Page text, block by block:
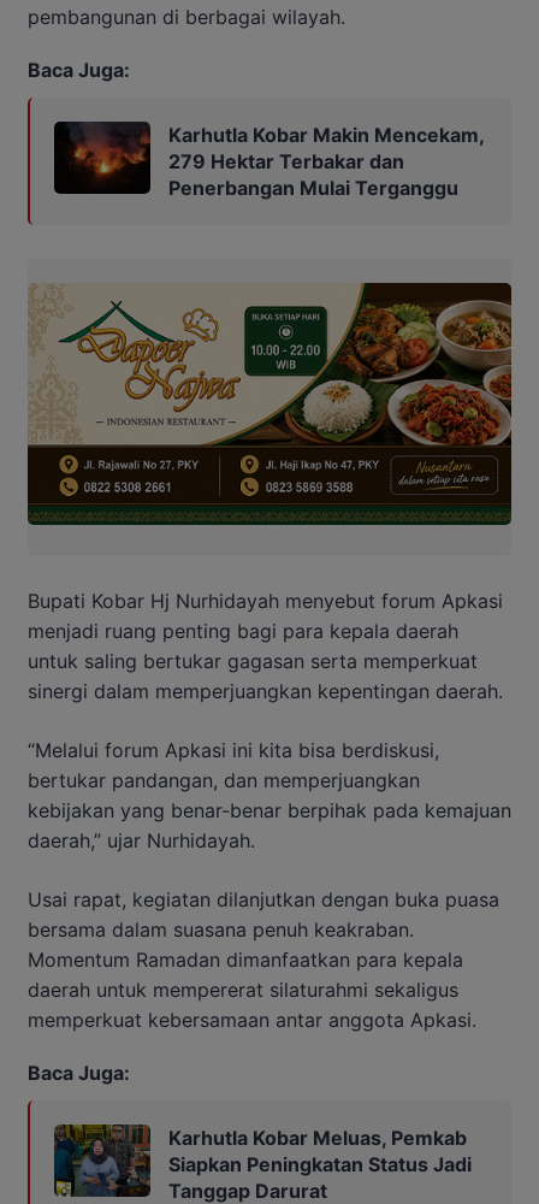
pembangunan di berbagai wilayah.
Baca Juga:
Karhutla Kobar Makin Mencekam,
279 Hektar Terbakar dan
Penerbangan Mulai Terganggu
Bupati Kobar Hj Nurhidayah menyebut forum Apkasi
menjadi ruang penting bagi para kepala daerah
untuk saling bertukar gagasan serta memperkuat
sinergi dalam memperjuangkan kepentingan daerah.
“Melalui forum Apkasi ini kita bisa berdiskusi,
bertukar pandangan, dan memperjuangkan
kebijakan yang benar-benar berpihak pada kemajuan
daerah,” ujar Nurhidayah.
Usai rapat, kegiatan dilanjutkan dengan buka puasa
bersama dalam suasana penuh keakraban.
Momentum Ramadan dimanfaatkan para kepala
daerah untuk mempererat silaturahmi sekaligus
memperkuat kebersamaan antar anggota Apkasi.
Baca Juga:
Karhutla Kobar Meluas, Pemkab
Siapkan Peningkatan Status Jadi
Tanggap Darurat